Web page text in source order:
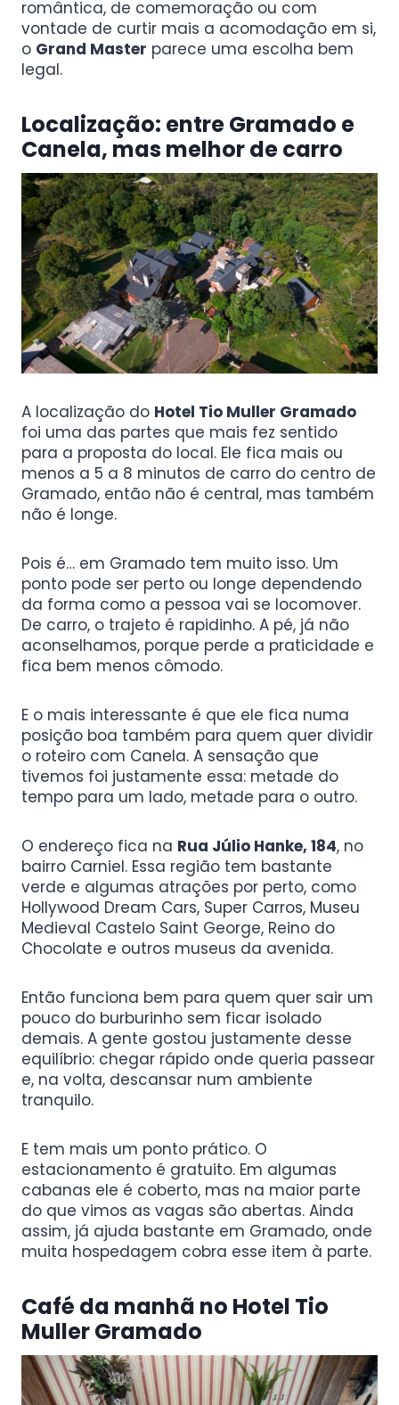
romântica, de comemoração ou com
vontade de curtir mais a acomodação em si,
o Grand Master parece uma escolha bem
legal.
Localização: entre Gramado e
Canela, mas melhor de carro
A localização do Hotel Tio Muller Gramado
foi uma das partes que mais fez sentido
para a proposta do local. Ele fica mais ou
menos a 5 a 8 minutos de carro do centro de
Gramado, então não é central, mas também
não é longe.
Pois é… em Gramado tem muito isso. Um
ponto pode ser perto ou longe dependendo
da forma como a pessoa vai se locomover.
De carro, o trajeto é rapidinho. A pé, já não
aconselhamos, porque perde a praticidade e
fica bem menos cômodo.
E o mais interessante é que ele fica numa
posição boa também para quem quer dividir
o roteiro com Canela. A sensação que
tivemos foi justamente essa: metade do
tempo para um lado, metade para o outro.
O endereço fica na Rua Júlio Hanke, 184, no
bairro Carniel. Essa região tem bastante
verde e algumas atrações por perto, como
Hollywood Dream Cars, Super Carros, Museu
Medieval Castelo Saint George, Reino do
Chocolate e outros museus da avenida.
Então funciona bem para quem quer sair um
pouco do burburinho sem ficar isolado
demais. A gente gostou justamente desse
equilíbrio: chegar rápido onde queria passear
e, na volta, descansar num ambiente
tranquilo.
E tem mais um ponto prático. O
estacionamento é gratuito. Em algumas
cabanas ele é coberto, mas na maior parte
do que vimos as vagas são abertas. Ainda
assim, já ajuda bastante em Gramado, onde
muita hospedagem cobra esse item à parte.
Café da manhã no Hotel Tio
Muller Gramado